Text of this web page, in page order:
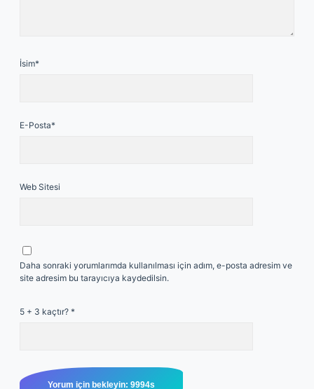
İsim*
E-Posta*
Web Sitesi
Daha sonraki yorumlarımda kullanılması için adım, e-posta adresim ve
site adresim bu tarayıcıya kaydedilsin.
5 + 3 kaçtır? *